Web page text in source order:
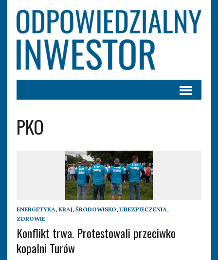
PKO
ENERGETYKA, KRAJ, ŚRODOWISKO, UBEZPIECZENIA,
ZDROWIE
Konflikt trwa. Protestowali przeciwko
kopalni Turów